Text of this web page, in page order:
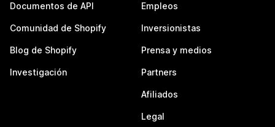
Documentos de API
Comunidad de Shopify
Blog de Shopify
Investigación
Empleos
Inversionistas
Prensa y medios
Partners
Afiliados
Legal